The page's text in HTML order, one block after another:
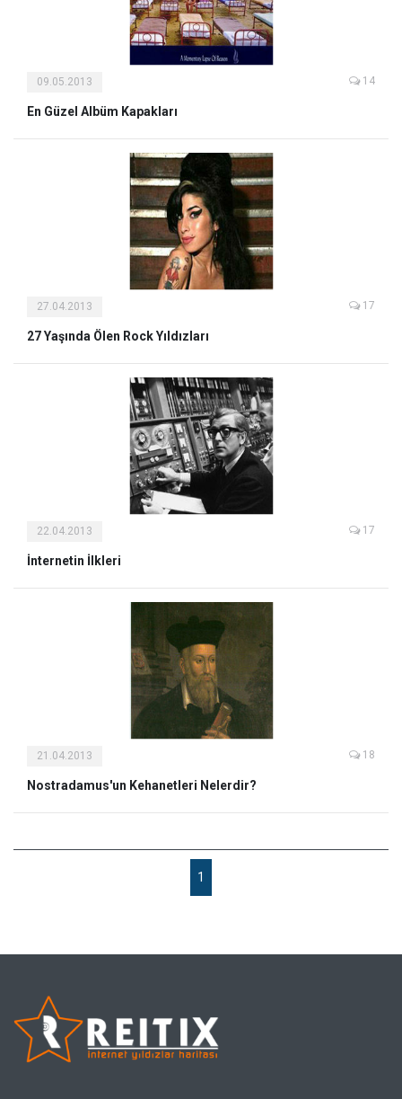
09.05.2013 14
En Güzel Albüm Kapakları
27.04.2013 17
27 Yaşında Ölen Rock Yıldızları
22.04.2013 17
İnternetin İlkleri
21.04.2013 18
Nostradamus'un Kehanetleri Nelerdir?
1